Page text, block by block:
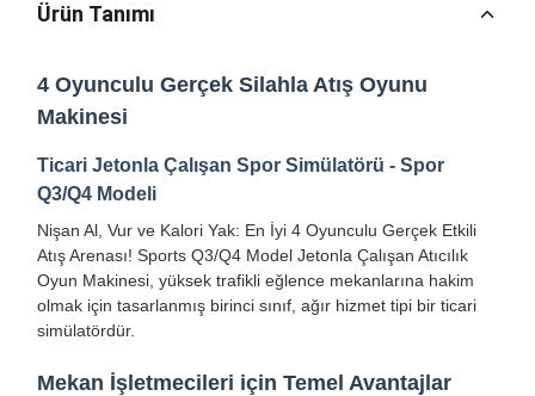
Ürün Tanımı
4 Oyunculu Gerçek Silahla Atış Oyunu
Makinesi
Ticari Jetonla Çalışan Spor Simülatörü - Spor
Q3/Q4 Modeli
Nişan Al, Vur ve Kalori Yak: En İyi 4 Oyunculu Gerçek Etkili
Atış Arenası! Sports Q3/Q4 Model Jetonla Çalışan Atıcılık
Oyun Makinesi, yüksek trafikli eğlence mekanlarına hakim
olmak için tasarlanmış birinci sınıf, ağır hizmet tipi bir ticari
simülatördür.
Mekan İşletmecileri için Temel Avantajlar